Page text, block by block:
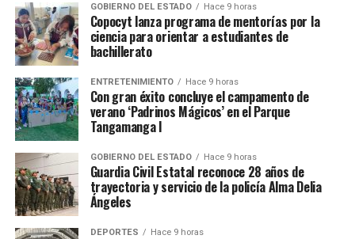
GOBIERNO DEL ESTADO Hace 9 horas
Copocyt lanza programa de mentorías por la
ciencia para orientar a estudiantes de
bachillerato
ENTRETENIMIENTO Hace 9 horas
Con gran éxito concluye el campamento de
verano ‘Padrinos Mágicos’ en el Parque
Tangamanga I
GOBIERNO DEL ESTADO Hace 9 horas
Guardia Civil Estatal reconoce 28 años de
trayectoria y servicio de la policía Alma Delia
Ángeles
DEPORTES Hace 9 horas